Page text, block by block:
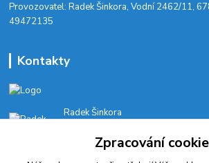
​Provozovatel: Radek Šinkora, Vodní 2462/11,
49472135
Kontakty
Radek Šinkora
E-SHOP: Po-Pá, 8-17 hod.
Zpracování